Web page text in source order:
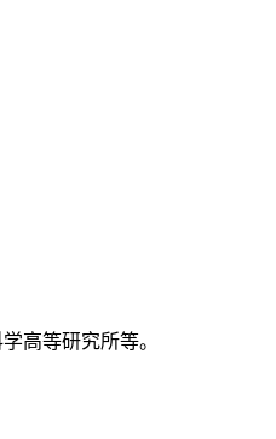
高等研究所等。